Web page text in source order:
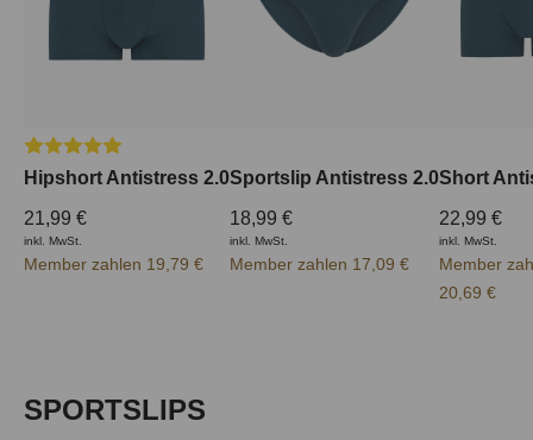
Durchschnittliche Bewertung von 5 von 5 Sternen
Hipshort Antistress 2.0
21,99 €
inkl. MwSt.
Member zahlen 19,79 €
Sportslip Antistress 2.0
18,99 €
inkl. MwSt.
Member zahlen 17,09 €
Short
22,99 €
inkl. MwSt.
Member
20,69 €
Produktgalerie überspringen
SPORTSLIPS